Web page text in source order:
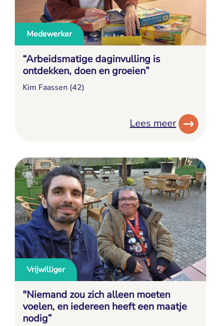
Medewerker
“Arbeidsmatige daginvulling is
ontdekken, doen en groeien”
Kim Faassen (42)
Lees meer
Vrijwilliger
"Niemand zou zich alleen moeten
voelen, en iedereen heeft een maatje
nodig”